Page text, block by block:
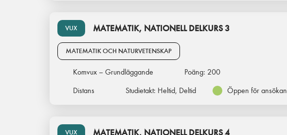
VUX MATEMATIK, NATIONELL DELKURS 3
MATEMATIK OCH NATURVETENSKAP
Komvux – Grundläggande Poäng: 200
Distans
Studietakt: Heltid, Deltid Öppen för ansökan
VUX MATEMATIK, NATIONELL DELKURS 4